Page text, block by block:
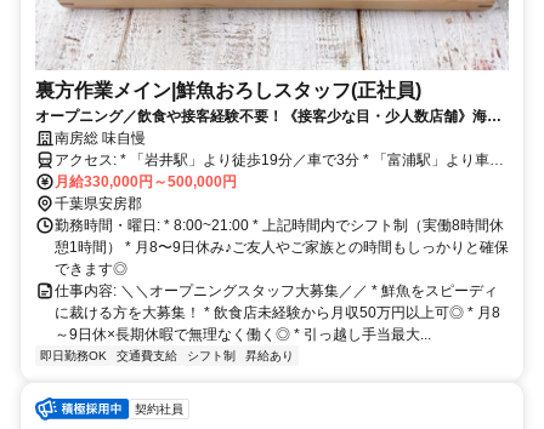
裏方作業メイン|鮮魚おろしスタッフ(正社員)
オープニング／飲食や接客経験不要！《接客少な目・少人数店舗》海ま
で30秒の海鮮ダイニングで♪高待遇×福利厚生充実◎
南房総 味自慢
アクセス: * 「岩井駅」より徒歩19分／車で3分 * 「富浦駅」より車で
9分 * 「安房勝山駅」より車で9分 * 「保田駅」より車で14分 * 「那古
船形駅」より車で15分 * 「館山駅」より車で24分 * 「浜金谷駅」より
車で19分 * 「竹岡駅」より車で20分 * 「九重駅」より車で26分 《岩
井駅スグ◎車＆バイク通勤もOK！》 JR内房線が利用可能◎マイカー
やバイク通勤も可能です。また、南房総市内はもちろん、館山市や鋸
南町方面からも通いやすい職場です♪
月給330,000円～500,000円
千葉県安房郡
勤務時間・曜日: * 8:00~21:00 * 上記時間内でシフト制（実働8時間休
憩1時間） * 月8〜9日休み♪ご友人やご家族との時間もしっかりと確保
できます◎
仕事内容: ＼＼オープニングスタッフ大募集／／ * 鮮魚をスピーディ
に裁ける方を大募集！ * 飲食店未経験から月収50万円以上可◎ * 月8
～9日休×長期休暇で無理なく働く◎ * 引っ越し手当最大...
即日勤務OK 交通費支給 シフト制 昇給あり
契約社員